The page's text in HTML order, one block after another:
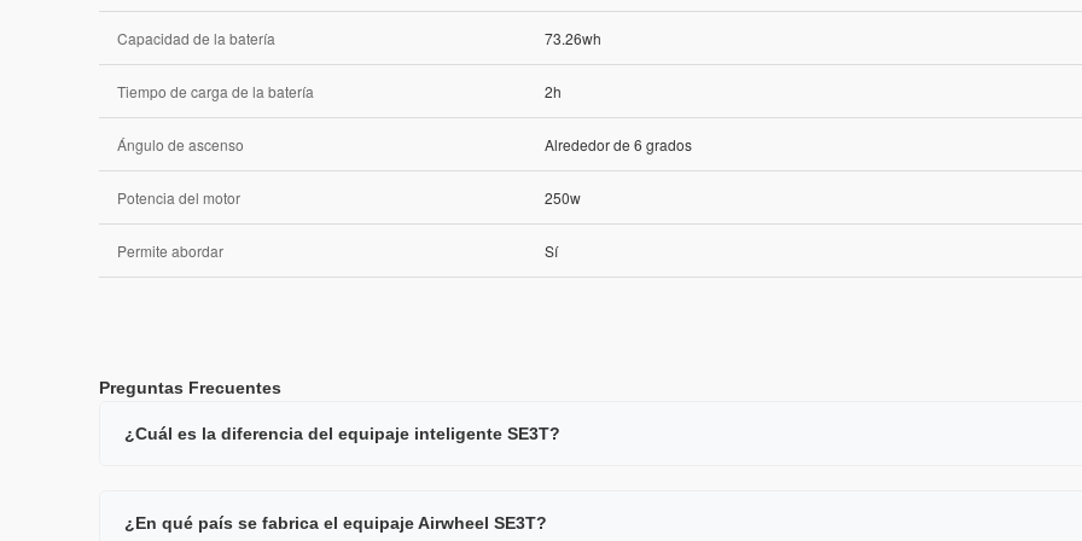
Capacidad de la batería 73.26wh
Tiempo de carga de la batería 2h
Ángulo de ascenso Alrededor de 6 grados
Potencia del motor 250w
Permite abordar Sí
Preguntas Frecuentes
¿Cuál es la diferencia del equipaje inteligente SE3T?
¿En qué país se fabrica el equipaje Airwheel SE3T?